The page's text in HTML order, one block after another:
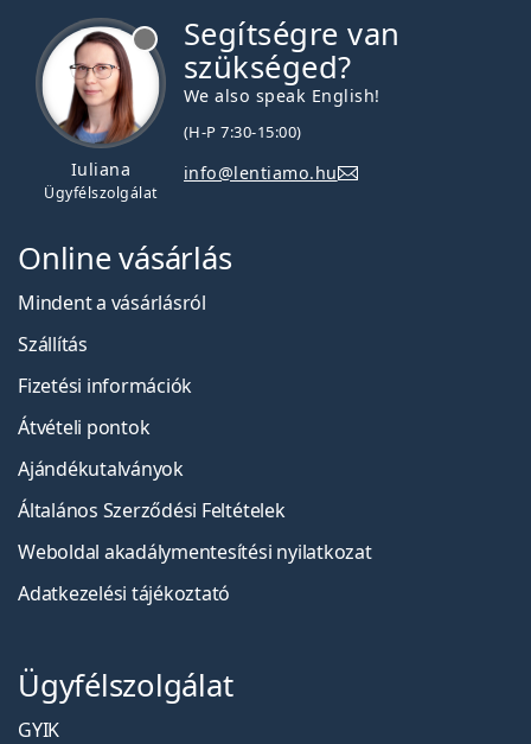
Iuliana
Ügyfélszolgálat
Segítségre van
szükséged?
We also speak English!
(H-P 7:30-15:00)
info@lentiamo.hu
Online vásárlás
Mindent a vásárlásról
Szállítás
Fizetési információk
Átvételi pontok
Ajándékutalványok
Általános Szerződési Feltételek
Weboldal akadálymentesítési nyilatkozat
Adatkezelési tájékoztató
Ügyfélszolgálat
GYIK